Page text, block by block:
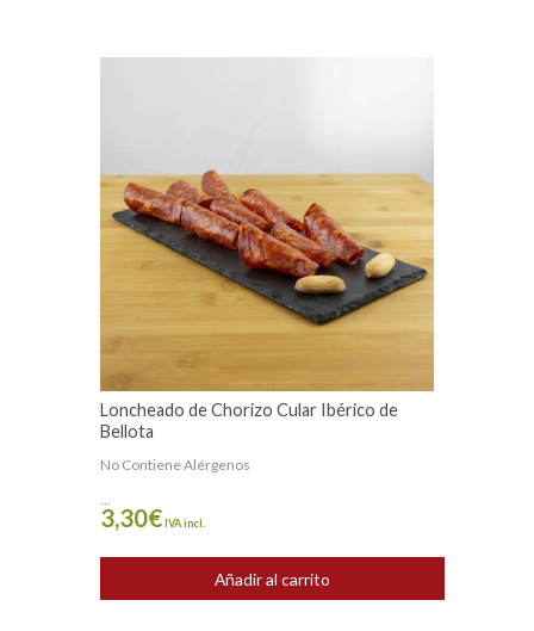
Loncheado de Chorizo Cular Ibérico de
Bellota
No Contiene Alérgenos
...
3,30€IVA incl.
Añadir al carrito